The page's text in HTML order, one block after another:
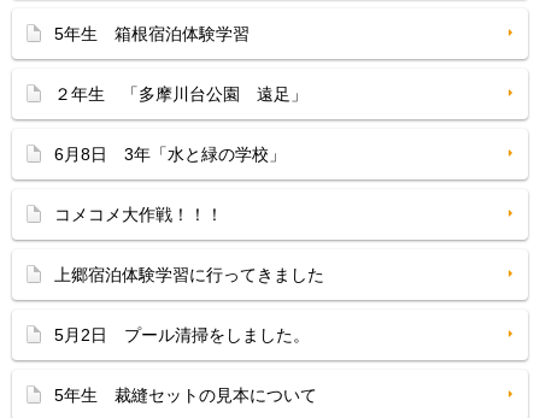
5年生 箱根宿泊体験学習
２年生 「多摩川台公園 遠足」
6月8日 3年「水と緑の学校」
コメコメ大作戦！！！
上郷宿泊体験学習に行ってきました
5月2日 プール清掃をしました。
5年生 裁縫セットの見本について